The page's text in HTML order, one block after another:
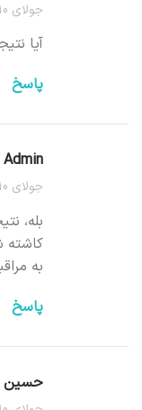
جولای 10, 2024 در 12:13 ب.ظ
آیا
پاسخ
Admin
جولای 10, 2024 در 1:13 ب.ظ
بله،
کاشته
به
پاسخ